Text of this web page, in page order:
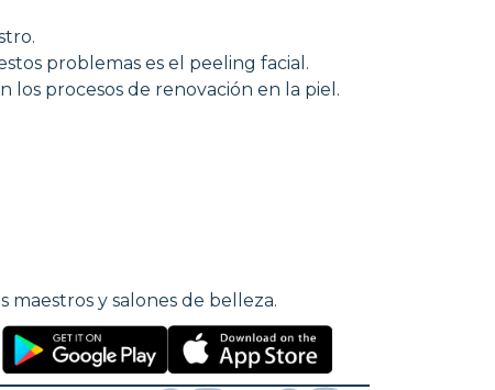
problemas es el peeling facial.
procesos de renovación en la piel.
maestros y salones de belleza.